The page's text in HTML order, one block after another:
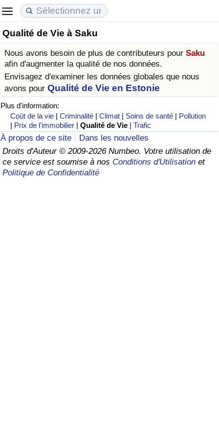
Qualité de Vie à Saku
Nous avons besoin de plus de contributeurs pour Saku
afin d'augmenter la qualité de nos données.
Envisagez d'examiner les données globales que nous
avons pour Qualité de Vie en Estonie
Plus d'information:
Coût de la vie |Criminalité |Climat | Soins de santé | Pollution
| Prix de l'immobilier |Qualité de Vie |Trafic
À propos de ce site
Dans les nouvelles
Droits d'Auteur © 2009-2026 Numbeo. Votre utilisation de
ce service est soumise à nos Conditions d'Utilisation et
Politique de Confidentialité
Coût de la vie
Indice du Coût de la Vie (Actuel)
Indice du Coût de la Vie
Indice du coût de la vie par pays
à Akaba
Prix de l'immobilier
Indice des Prix de l'immobilier (Actuel)
Indice des Prix de l'immobilier
Indice des Prix de l'immobilier par Pays
Qualité de Vie
Indice de Qualité de Vie
Indice de Qualité de Vie (Actuel)
Indice de qualité de vie par pays
Criminalité
Indice de Criminalité (Actuel)